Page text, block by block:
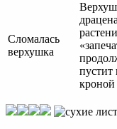
Сломалась
верхушка
пустит
кроной